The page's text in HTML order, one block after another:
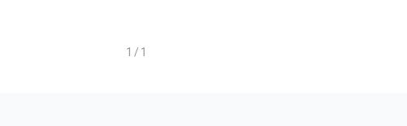
1 / 1